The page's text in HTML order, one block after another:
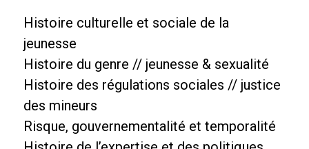
Histoire culturelle et sociale de la
jeunesse
Histoire du genre // jeunesse & sexualité
Histoire des régulations sociales // justice
des mineurs
Risque, gouvernementalité et temporalité